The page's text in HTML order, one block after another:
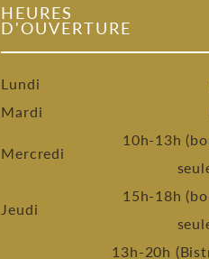
HEURES
D'OUVERTURE
Lundi
Mardi
Mercredi
10h-13h
Jeudi
15h-18h
13h-20h